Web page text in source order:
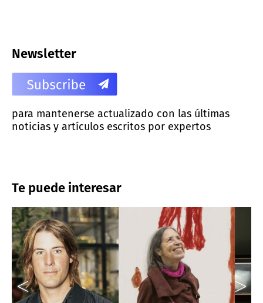
Newsletter
para mantenerse actualizado con las últimas
noticias y artículos escritos por expertos
Te puede interesar